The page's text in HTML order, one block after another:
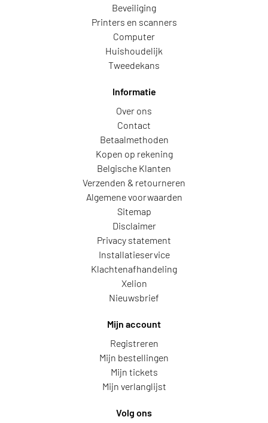
Beveiliging
Printers en scanners
Computer
Huishoudelijk
Tweedekans
Informatie
Over ons
Contact
Betaalmethoden
Kopen op rekening
Belgische Klanten
Verzenden & retourneren
Algemene voorwaarden
Sitemap
Disclaimer
Privacy statement
Installatieservice
Klachtenafhandeling
Xelion
Nieuwsbrief
Mijn account
Registreren
Mijn bestellingen
Mijn tickets
Mijn verlanglijst
Volg ons